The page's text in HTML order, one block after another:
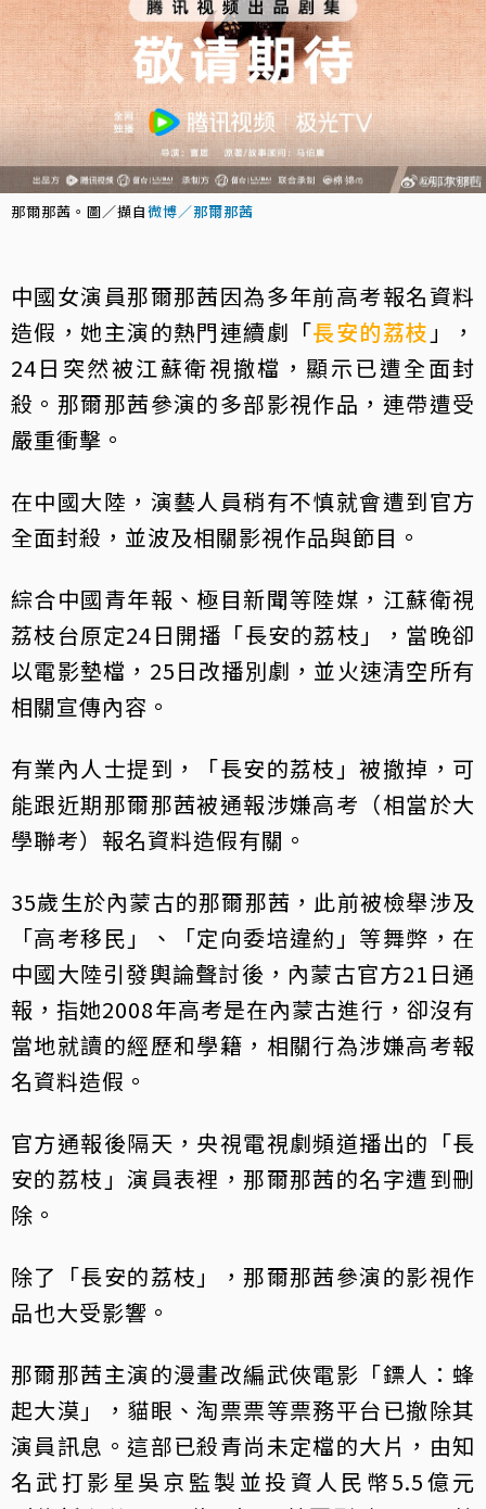
那爾那茜。圖／擷自微博／那爾那茜
中國女演員那爾那茜因為多年前高考報名資料
造假，她主演的熱門連續劇「長安的荔枝 」，
24日突然被江蘇衛視撤檔，顯示已遭全面封
殺。那爾那茜參演的多部影視作品，連帶遭受
嚴重衝擊。
在中國大陸，演藝人員稍有不慎就會遭到官方
全面封殺，並波及相關影視作品與節目。
綜合中國青年報、極目新聞等陸媒，江蘇衛視
荔枝台原定24日開播「長安的荔枝」，當晚卻
以電影墊檔，25日改播別劇，並火速清空所有
相關宣傳內容。
有業內人士提到，「長安的荔枝」被撤掉，可
能跟近期那爾那茜被通報涉嫌高考（相當於大
學聯考）報名資料造假有關。
35歲生於內蒙古的那爾那茜，此前被檢舉涉及
「高考移民」、「定向委培違約」等舞弊，在
中國大陸引發輿論聲討後，內蒙古官方21日通
報，指她2008年高考是在內蒙古進行，卻沒有
當地就讀的經歷和學籍，相關行為涉嫌高考報
名資料造假。
官方通報後隔天，央視電視劇頻道播出的「長
安的荔枝」演員表裡，那爾那茜的名字遭到刪
除。
除了「長安的荔枝」，那爾那茜參演的影視作
品也大受影響。
那爾那茜主演的漫畫改編武俠電影「鏢人：蜂
起大漠」，貓眼、淘票票等票務平台已撤除其
演員訊息。這部已殺青尚未定檔的大片，由知
名武打影星吳京監製並投資人民幣5.5億元